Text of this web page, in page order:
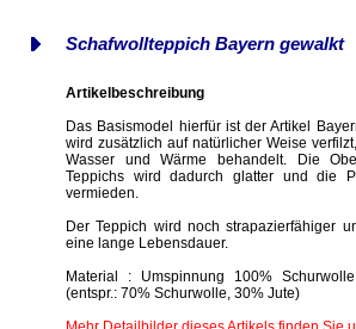
Schafwollteppich Bayern gewalkt
Artikelbeschreibung
Das Basismodel hierfür ist der Artikel
wird zusätzlich auf natürlicher Weise
Wasser und Wärme behandelt. Die
Teppichs wird dadurch glatter und die
vermieden.
Der Teppich wird noch strapazierfähiger
eine lange Lebensdauer.
Material : Umspinnung 100%
(entspr.: 70% Schurwolle, 30% Jute)